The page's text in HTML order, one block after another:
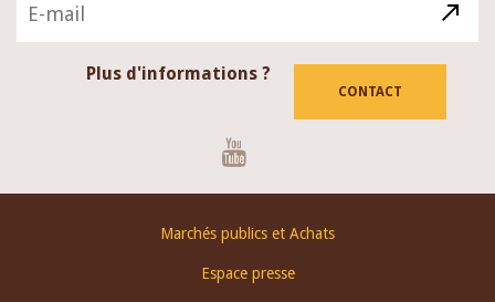
Plus d'informations ?
CONTACT
Marchés publics et Achats
Espace presse